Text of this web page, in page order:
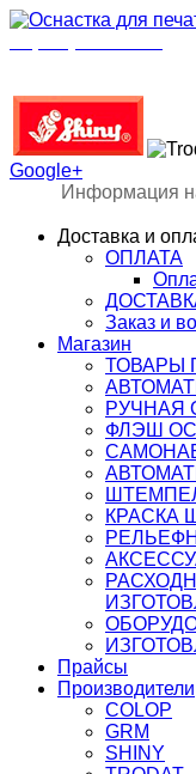
Доставка и
ОПЛАТА
Заказ и
Магазин
ТОВАРЫ
РУЧНАЯ
ФЛЭШ
КРАСКА
Прайсы
Производители
COLOP
GRM
SHINY
Google+
Информация